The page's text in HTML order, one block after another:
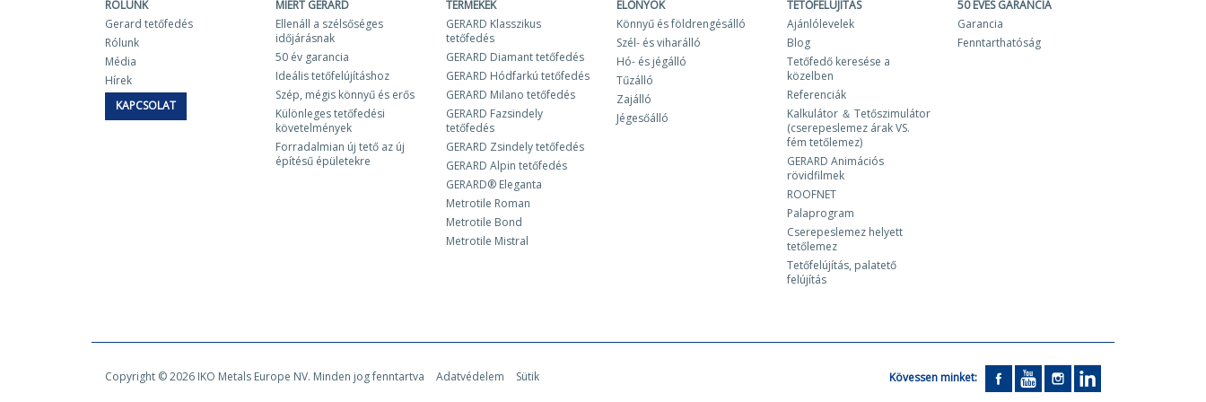
RÓLUNK
Gerard tetőfedés
Rólunk
Média
Hírek
KAPCSOLAT
MIÉRT GERARD
Ellenáll a szélsőséges
időjárásnak
50 év garancia
Ideális tetőfelújításhoz
Szép, mégis könnyű és erős
Különleges tetőfedési
követelmények
Forradalmian új tető az új
építésű épületekre
TERMÉKEK
GERARD Klasszikus
tetőfedés
GERARD Diamant tetőfedés
GERARD Hódfarkú tetőfedés
GERARD Milano tetőfedés
GERARD Fazsindely
tetőfedés
GERARD Zsindely tetőfedés
GERARD Alpin tetőfedés
GERARD® Eleganta
Metrotile Roman
Metrotile Bond
Metrotile Mistral
ELŐNYÖK
Könnyű és földrengésálló
Szél- és viharálló
Hó- és jégálló
Tűzálló
Zajálló
Jégesőálló
TETŐFELÚJÍTÁS
Ajánlólevelek
Blog
Tetőfedő keresése a
közelben
Referenciák
Kalkulátor ＆ Tetőszimulátor
(cserepeslemez árak VS.
fém tetőlemez)
GERARD Animációs
rövidfilmek
ROOFNET
Palaprogram
Cserepeslemez helyett
tetőlemez
Tetőfelújítás, palatető
felújítás
50 ÉVES GARANCIA
Garancia
Fenntarthatóság
Copyright © 2026 IKO Metals Europe NV. Minden jog fenntartva Adatvédelem Sütik Kövessen minket: